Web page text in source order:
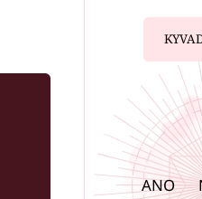
ANO